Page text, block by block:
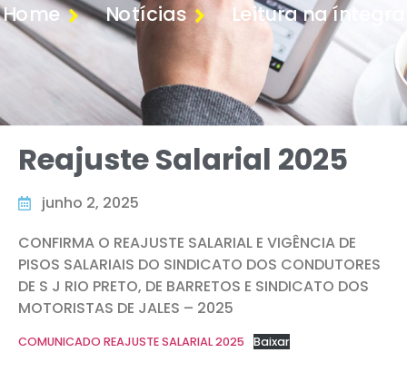
Home Notícias Leitura na íntegra
Reajuste Salarial 2025
junho 2, 2025
CONFIRMA O REAJUSTE SALARIAL E VIGÊNCIA DE
PISOS SALARIAIS DO SINDICATO DOS CONDUTORES
DE S J RIO PRETO, DE BARRETOS E SINDICATO DOS
MOTORISTAS DE JALES – 2025
COMUNICADO REAJUSTE SALARIAL 2025 Baixar